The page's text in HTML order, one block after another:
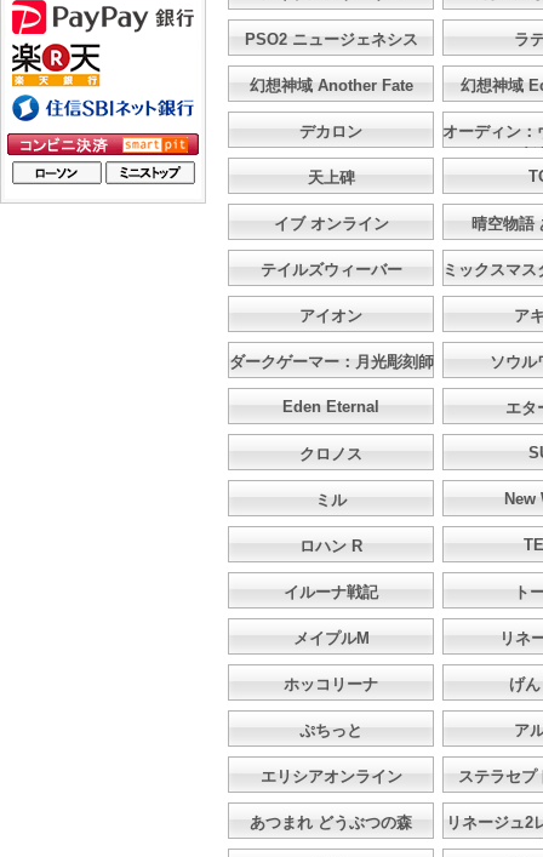
PSO2 ニュージェネシス ラ
幻想神域 Another Fate 幻想神域
デカロン
オーディン：
イ
天上碑
イブ オンライン 晴空物語
テイルズウィーバー ミックスマ
アイオン ア
ダークゲーマー：月光彫刻師 ソウル
Eden Eternal エタ
クロノス
ミル New
ロハン R
イルーナ戦記 ト
メイプルM リネ
ホッコリーナ げ
ぷちっと ア
エリシアオンライン ステラセプ
あつまれ どうぶつの森
リネージュ2